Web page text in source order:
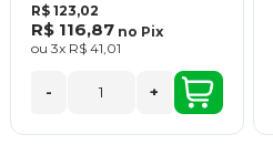
R$ 123,02
R$ 116,87 no Pix
ou 3x R$ 41,01
- +